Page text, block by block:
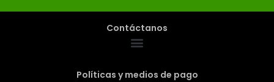
Contáctanos
Políticas y medios de pago